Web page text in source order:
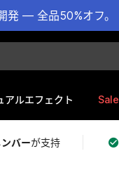
発 — 全品50%オフ。
アルエフェクト Sale
バーが支持